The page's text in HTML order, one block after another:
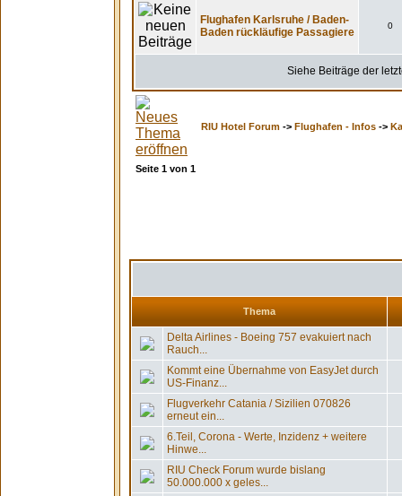
Flughafen Karlsruhe / Baden-
Baden rückläufige Passagiere
0
Siehe Beiträge der
RIU Hotel Forum -> Flughafen - Infos ->
Seite 1 von 1
Thema
Delta Airlines - Boeing 757 evakuiert nach
Rauch...
Kommt eine Übernahme von EasyJet durch
US-Finanz...
Flugverkehr Catania / Sizilien 070826
erneut ein...
6.Teil, Corona - Werte, Inzidenz + weitere
Hinwe...
RIU Check Forum wurde bislang
50.000.000 x geles...